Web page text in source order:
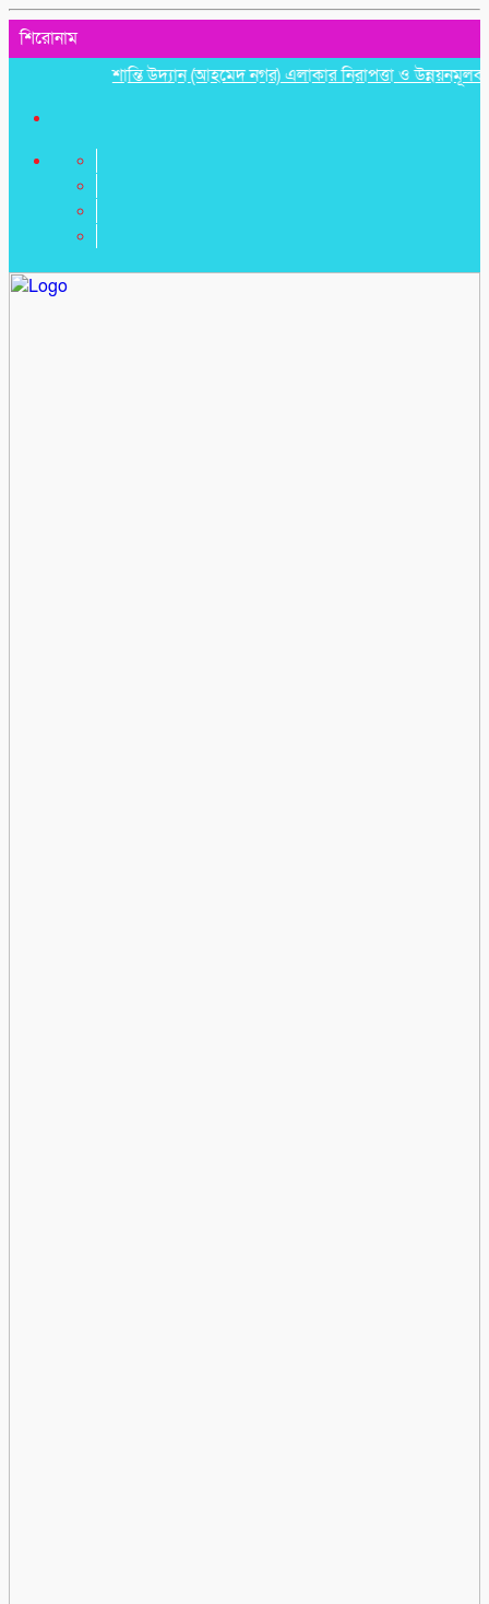
শিরোনাম
শান্তি উদ্যান (আহমেদ নগর) এলাকার নিরাপত্তা ও উন্নয়নমূলক